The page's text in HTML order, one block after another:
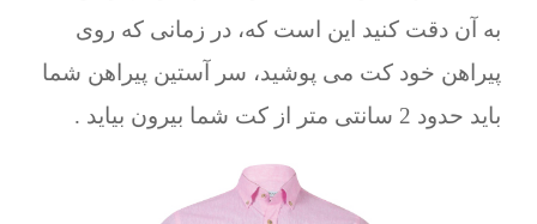
به آن دقت کنید این است که، در زمانی که روی
پیراهن خود کت می پوشید، سر آستین پیراهن شما
باید حدود 2 سانتی متر از کت شما بیرون بیاید .